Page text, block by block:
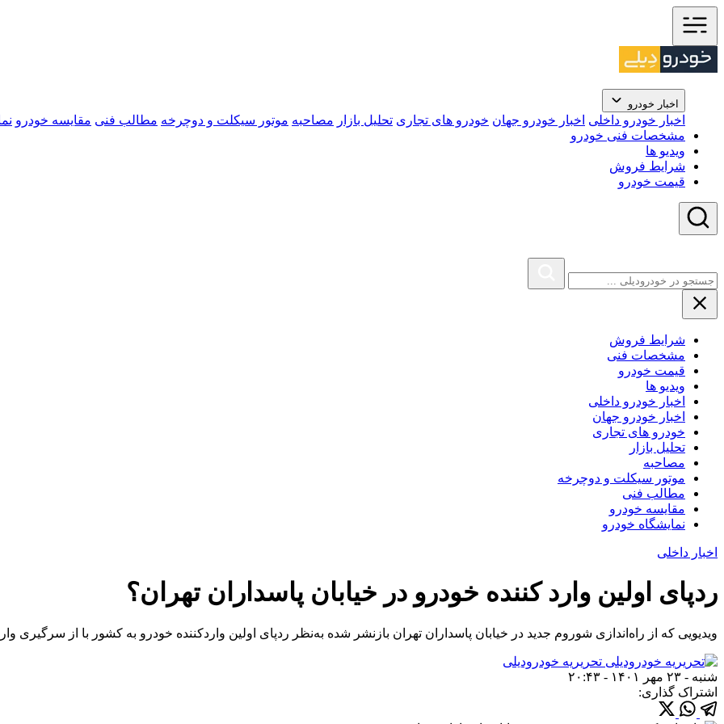
اخبار خودرو
اخبار خودرو داخلی اخبار خودرو جهان خودرو های تجاری تحلیل بازار مصاحبه موتور سیکلت و دوچرخه مطالب فنی مقایسه خودرو
مشخصات فنی خودرو
ویدیو ها
شرایط فروش
قیمت خودرو
شرایط فروش
مشخصات فنی
قیمت خودرو
ویدیو ها
اخبار خودرو داخلی
اخبار خودرو جهان
خودرو های تجاری
تحلیل بازار
مصاحبه
موتور سیکلت و دوچرخه
مطالب فنی
مقایسه خودرو
نمایشگاه خودرو
اخبار داخلی
ردپای اولین وارد کننده خودرو در خیابان پاسداران تهران؟
ویدیویی که از راه‌اندازی شوروم جدید در خیابان پاسداران تهران بازنشر شده به‌نظر ردپای اولین واردکننده خودرو به کشور با از سرگیری
تحریریه خودرودیلی
شنبه - ۲۳ مهر ۱۴۰۱ - ۲۰:۴۳
اشتراک گذاری: